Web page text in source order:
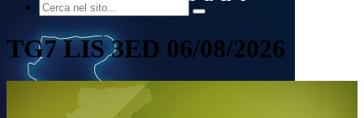
TG7 LIS 3ED 06/08/2026